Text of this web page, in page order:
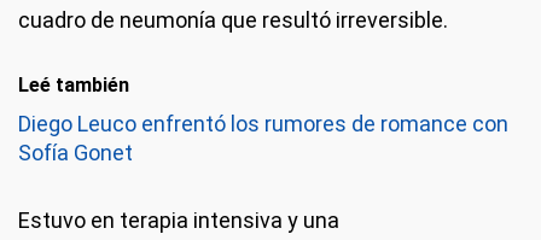
cuadro de neumonía que resultó irreversible.
Leé también
Diego Leuco enfrentó los rumores de romance con
Sofía Gonet
Estuvo en terapia intensiva y una